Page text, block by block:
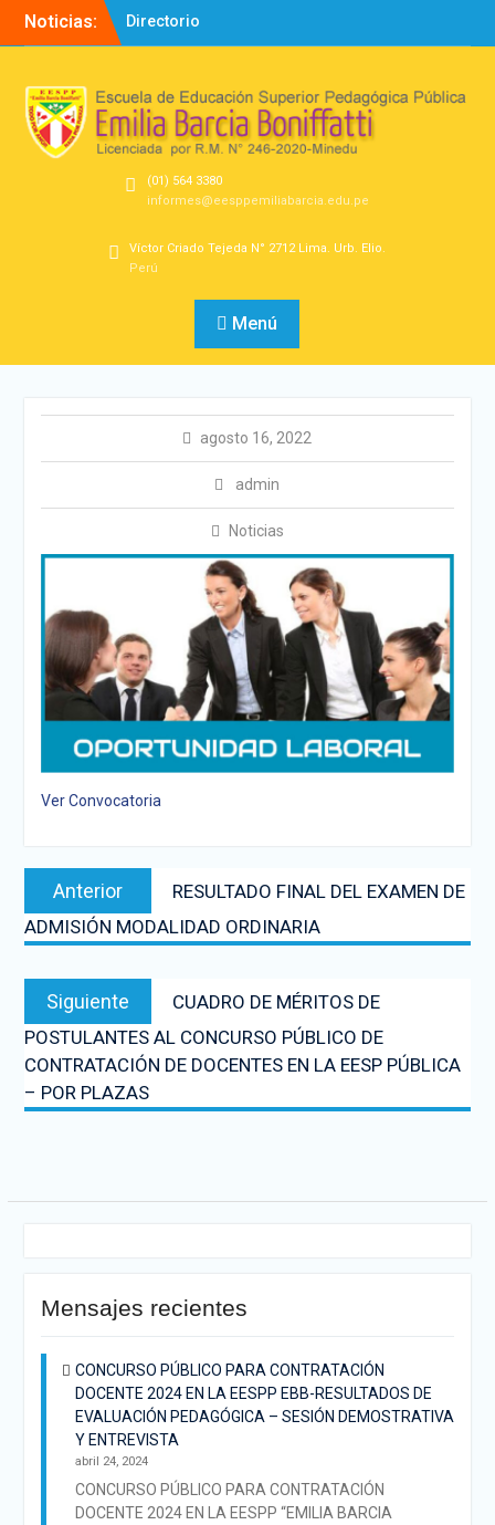
Noticias:
Directorio
Bienvenidos!
Experiencias de
Aprendizaje
(01) 564 3380
informes@eesppemiliabarcia.edu.pe
Víctor Criado Tejeda N° 2712 Lima. Urb. Elio.
Perú
Menú
agosto 16, 2022
admin
Noticias
Ver Convocatoria
Anterior
RESULTADO FINAL DEL EXAMEN DE
ADMISIÓN MODALIDAD ORDINARIA
Siguiente
CUADRO DE MÉRITOS DE
POSTULANTES AL CONCURSO PÚBLICO DE
CONTRATACIÓN DE DOCENTES EN LA EESP PÚBLICA
– POR PLAZAS
Mensajes recientes
CONCURSO PÚBLICO PARA CONTRATACIÓN
DOCENTE 2024 EN LA EESPP EBB-RESULTADOS DE
EVALUACIÓN PEDAGÓGICA – SESIÓN DEMOSTRATIVA
Y ENTREVISTA
abril 24, 2024
CONCURSO PÚBLICO PARA CONTRATACIÓN
DOCENTE 2024 EN LA EESPP “EMILIA BARCIA